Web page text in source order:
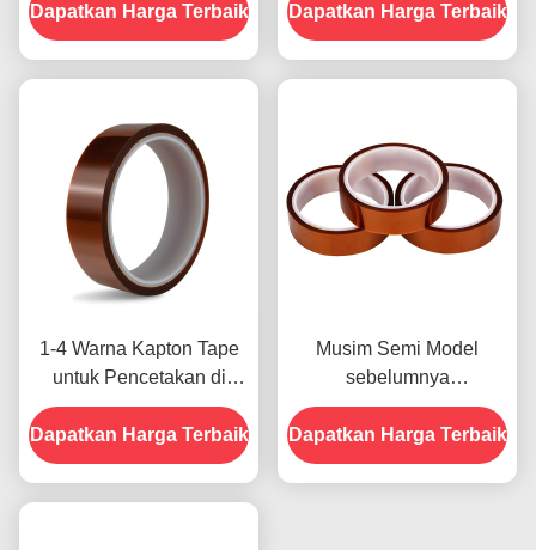
1000V
Dapatkan Harga Terbaik
Pembayaran Kartu Kredit
untuk Model Sebelumnya
Dapatkan Harga Terbaik
1-4 Warna Kapton Tape
untuk Pencetakan di
Bagian Depan
Dapatkan Harga Terbaik
Musim Semi Model
sebelumnya
menampilkan Ketahanan
Terhadap Kelembaban
dan Kekuatan Kupas
Dapatkan Harga Terbaik